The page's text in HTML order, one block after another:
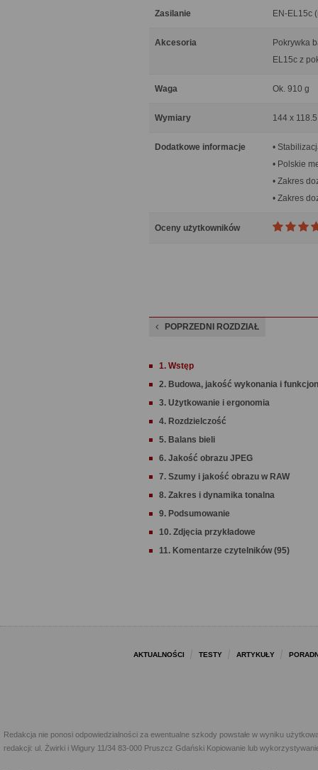
Zasilanie EN-EL15c
Akcesoria
Pokrywka
EL15c z
Waga Ok. 910 g
Wymiary 144 x
Dodatkowe informacje
•
• Polskie
• Zakres
• Zakres
Oceny użytkowników
POPRZEDNI ROZDZIAŁ
1. Wstęp
2. Budowa, jakość wykonania i
3. Użytkowanie i ergonomia
4. Rozdzielczość
5. Balans bieli
6. Jakość obrazu JPEG
7. Szumy i jakość obrazu w RAW
8. Zakres i dynamika tonalna
9. Podsumowanie
10. Zdjęcia przykładowe
11. Komentarze czytelników (95)
AKTUALNOŚCI TESTY ARTYKUŁY
Redakcja nie ponosi odpowiedzialności za ewentualne szkody powstałe w wyniku
redakcji: ul. Żwirki i Wigury 11/34 83-000 Pruszcz Gdański Kopiowanie lub